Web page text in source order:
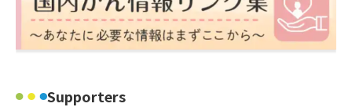
Supporters